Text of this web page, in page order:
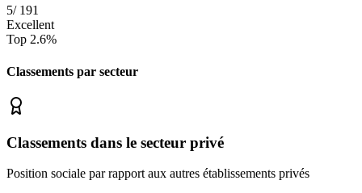
5/ 191
Excellent
Top 2.6%
Classements par secteur
Classements dans le secteur privé
Position sociale par rapport aux autres établissements privés